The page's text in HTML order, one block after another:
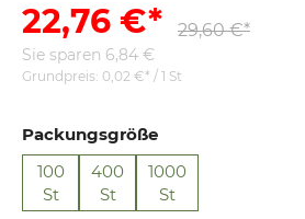
22,76 €* 29,60 €*
Sie sparen 6,84 €
Grundpreis: 0,02 €* / 1 St
Packungsgröße
100
St
400
St
1000
St